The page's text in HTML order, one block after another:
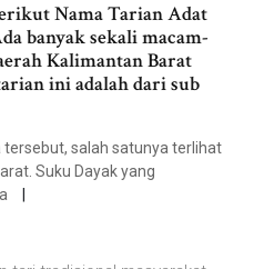
Nama Tarian Adat
banyak sekali macam-
Kalimantan Barat
ini adalah dari sub
salah satunya terlihat
Suku Dayak yang